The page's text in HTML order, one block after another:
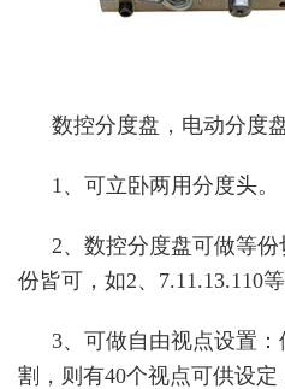
数控分度盘，电动分度
1、可立卧两用分度头。
2、数控分度盘可做等
份皆可，如2、7.11.13.110
3、可做自由视点设置
割，则有40个视点可供设